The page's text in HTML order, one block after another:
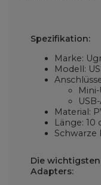
Spezifikation:
Marke:
Modell:
Material:
Länge: 10
Schwarze
Die
Adapters: